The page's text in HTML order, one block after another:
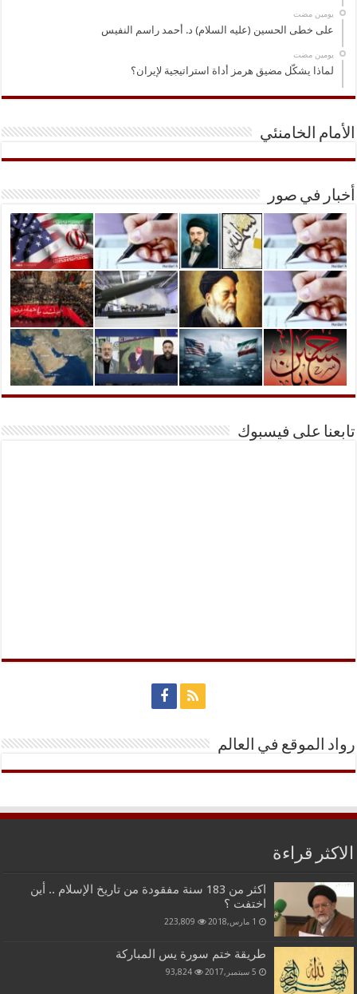
‏يومين مضت
على خطى الحسين (عليه السلام) د. أحمد راسم النفيس
‏يومين مضت
لماذا يشكّل مضيق هرمز أداة استراتيجية لإيران؟
الأمام الخامنئي
أخبار في صور
تابعنا على فيسبوك
رواد الموقع في العالم
الاكثر قراءة
اكثر من 183 سنة مفقودة من تاريخ الإسلام .. أين
اختفت ؟
1 مارس,2018 223,809
طريقة ختم سورة يس المباركة
5 سبتمبر,2017 93,824